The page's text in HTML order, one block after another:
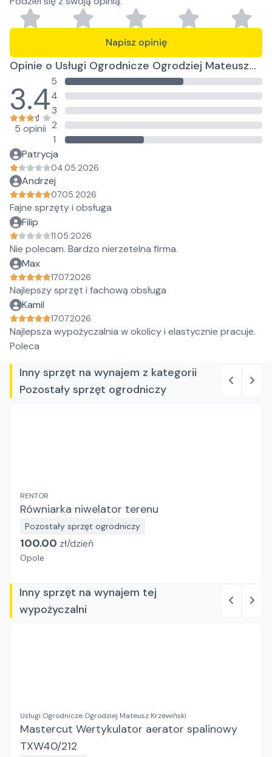
Napisz opinię
Opinie o Usługi Ogrodnicze Ogrodziej Mateusz
Krzewiński
3.4
5 opinii
5
4
3
2
1
Patrycja
04.05.2026
Andrzej
07.05.2026
Fajne sprzęty i obsługa
Filip
11.05.2026
Nie polecam. Bardzo nierzetelna firma.
Max
17.07.2026
Najlepszy sprzęt i fachową obsługa
Kamil
17.07.2026
Najlepsza wypożyczalnia w okolicy i elastycznie pracuje.
Poleca
Inny sprzęt na wynajem z kategorii
Pozostały sprzęt ogrodniczy
RENTOR
Równiarka niwelator terenu
Pozostały sprzęt ogrodniczy
100.00 zł/dzień
Opole
Inny sprzęt na wynajem tej
wypożyczalni
Usługi Ogrodnicze Ogrodziej Mateusz Krzewiński
Mastercut Wertykulator aerator spalinowy
TXW40/212